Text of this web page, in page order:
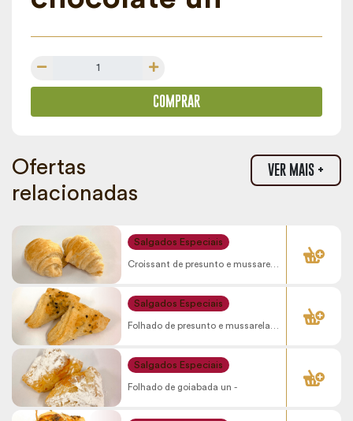
COMPRAR
Ofertas
relacionadas
VER MAIS +
Salgados Especiais
Croissant de presunto e mussarela
Salgados Especiais
Folhado de presunto e mussarela
Salgados Especiais
Folhado de goiabada un -